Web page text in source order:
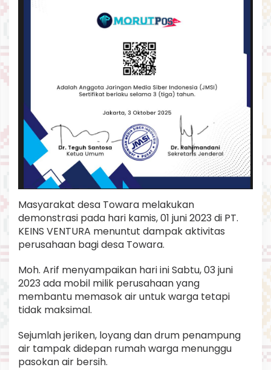
Masyarakat desa Towara melakukan
demonstrasi pada hari kamis, 01 juni 2023 di PT.
KEINS VENTURA menuntut dampak aktivitas
perusahaan bagi desa Towara.
Moh. Arif menyampaikan hari ini Sabtu, 03 juni
2023 ada mobil milik perusahaan yang
membantu memasok air untuk warga tetapi
tidak maksimal.
Sejumlah jeriken, loyang dan drum penampung
air tampak didepan rumah warga menunggu
pasokan air bersih.